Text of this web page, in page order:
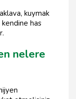
kuymak
kendine has
nelere